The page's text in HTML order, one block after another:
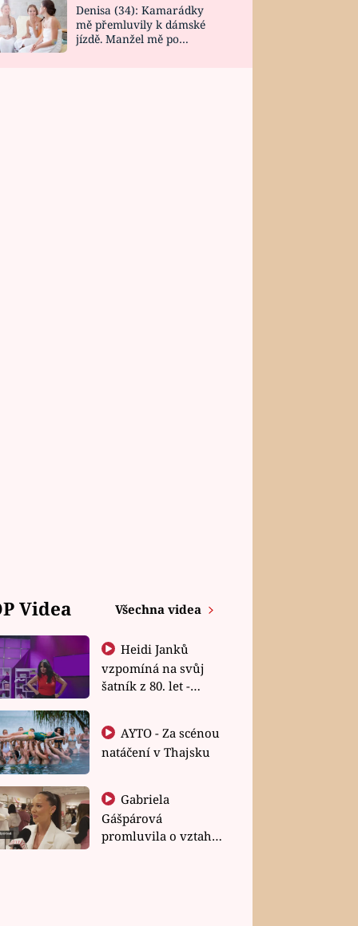
Denisa (34): Kamarádky
mě přemluvily k dámské
jízdě. Manžel mě po
Videa Všechna videa
Heidi Janků
vzpomíná na svůj
šatník z 80. let -
natáčení v Thajsku
Gabriela
Gášpárová
promluvila o vztahu